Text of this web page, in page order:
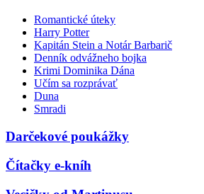
Romantické úteky
Harry Potter
Kapitán Stein a Notár Barbarič
Denník odvážneho bojka
Krimi Dominika Dána
Učím sa rozprávať
Duna
Smradi
Darčekové poukážky
Čítačky e-kníh